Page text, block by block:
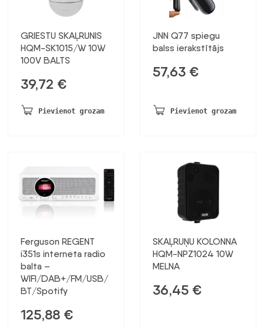
GRIESTU SKAĻRUNIS
HQM-SK1015/W 10W
100V BALTS
39,72 €
Pievienot grozam
JNN Q77 spiegu
balss ierakstītājs
57,63 €
Pievienot grozam
Ferguson REGENT
i351s interneta radio
balta –
WIFI/DAB+/FM/USB/
BT/Spotify
125,88 €
SKAĻRUŅU KOLONNA
HQM-NPZ1024 10W
MELNA
36,45 €